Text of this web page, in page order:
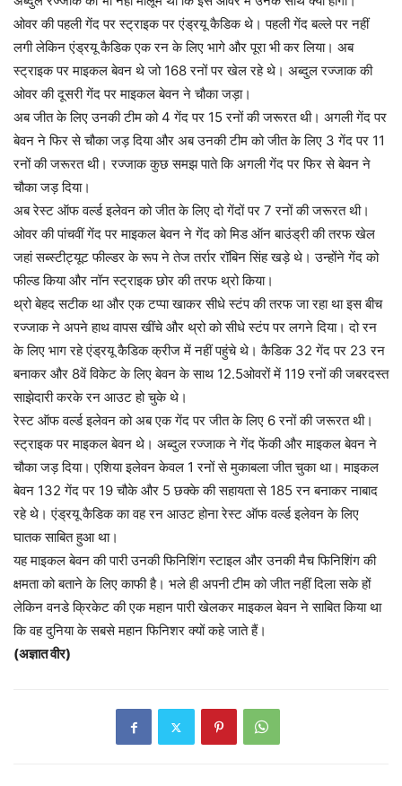
ओवर की पहली गेंद पर स्ट्राइक पर एंड्रयू कैडिक थे। पहली गेंद बल्ले पर नहीं
लगी लेकिन एंड्रयू कैडिक एक रन के लिए भागे और पूरा भी कर लिया। अब
स्ट्राइक पर माइकल बेवन थे जो 168 रनों पर खेल रहे थे। अब्दुल रज्जाक की
ओवर की दूसरी गेंद पर माइकल बेवन ने चौका जड़ा।
अब जीत के लिए उनकी टीम को 4 गेंद पर 15 रनों की जरूरत थी। अगली गेंद पर
बेवन ने फिर से चौका जड़ दिया और अब उनकी टीम को जीत के लिए 3 गेंद पर 11
रनों की जरूरत थी। रज्जाक कुछ समझ पाते कि अगली गेंद पर फिर से बेवन ने
चौका जड़ दिया।
अब रेस्ट ऑफ वर्ल्ड इलेवन को जीत के लिए दो गेंदों पर 7 रनों की जरूरत थी।
ओवर की पांचवीं गेंद पर माइकल बेवन ने गेंद को मिड ऑन बाउंड्री की तरफ खेल
जहां सब्स्टीट्यूट फील्डर के रूप ने तेज तर्रार रॉबिन सिंह खड़े थे। उन्होंने गेंद को
फील्ड किया और नॉन स्ट्राइक छोर की तरफ थ्रो किया।
थ्रो बेहद सटीक था और एक टप्पा खाकर सीधे स्टंप की तरफ जा रहा था इस बीच
रज्जाक ने अपने हाथ वापस खींचे और थ्रो को सीधे स्टंप पर लगने दिया। दो रन
के लिए भाग रहे एंड्रयू कैडिक क्रीज में नहीं पहुंचे थे। कैडिक 32 गेंद पर 23 रन
बनाकर और 8वें विकेट के लिए बेवन के साथ 12.5ओवरों में 119 रनों की जबरदस्त
साझेदारी करके रन आउट हो चुके थे।
रेस्ट ऑफ वर्ल्ड इलेवन को अब एक गेंद पर जीत के लिए 6 रनों की जरूरत थी।
स्ट्राइक पर माइकल बेवन थे। अब्दुल रज्जाक ने गेंद फेंकी और माइकल बेवन ने
चौका जड़ दिया। एशिया इलेवन केवल 1 रनों से मुकाबला जीत चुका था। माइकल
बेवन 132 गेंद पर 19 चौके और 5 छक्के की सहायता से 185 रन बनाकर नाबाद
रहे थे। एंड्रयू कैडिक का वह रन आउट होना रेस्ट ऑफ वर्ल्ड इलेवन के लिए
घातक साबित हुआ था।
यह माइकल बेवन की पारी उनकी फिनिशिंग स्टाइल और उनकी मैच फिनिशिंग की
क्षमता को बताने के लिए काफी है। भले ही अपनी टीम को जीत नहीं दिला सके हों
लेकिन वनडे क्रिकेट की एक महान पारी खेलकर माइकल बेवन ने साबित किया था
कि वह दुनिया के सबसे महान फिनिशर क्यों कहे जाते हैं।
(अज्ञात वीर)